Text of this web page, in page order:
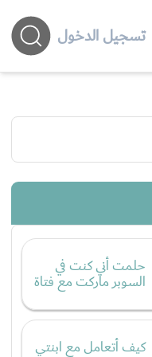
تسجيل الدخول
حلمت أني كنت في
السوبر ماركت مع فتاة
كيف أتعامل مع ابنتي